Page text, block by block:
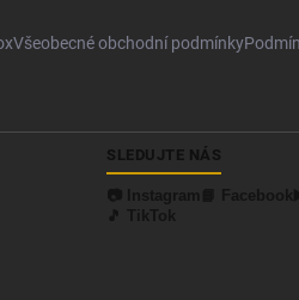
Všeobecné obchodní podmínky
SLEDUJTE NÁS